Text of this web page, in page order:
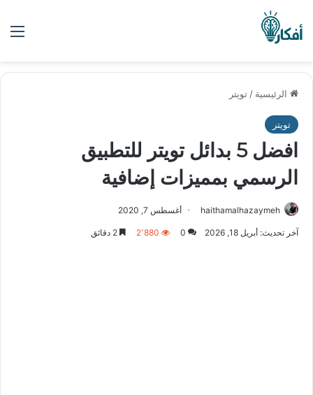
الرئيسية / تويتر
تويتر
افضل 5 بدائل تويتر للتطبيق
الرسمي بمميزات إضافية
haithamalhazaymeh أغسطس 7, 2020
آخر تحديث: أبريل 18, 2026 0 2٬880